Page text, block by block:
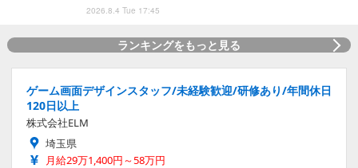
2026.8.4 Tue 17:45
ランキングをもっと見る
ゲーム画面デザインスタッフ/未経験歓迎/研修あり/年間休日
120日以上
株式会社ELM
埼玉県
月給29万1,400円～58万円